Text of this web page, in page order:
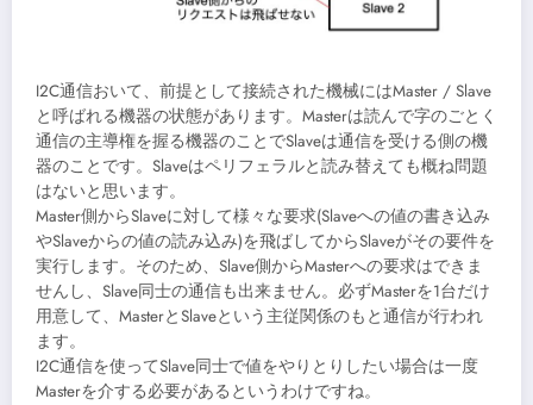
I2C通信おいて、前提として接続された機械にはMaster / Slave
と呼ばれる機器の状態があります。Masterは読んで字のごとく
通信の主導権を握る機器のことでSlaveは通信を受ける側の機
器のことです。Slaveはペリフェラルと読み替えても概ね問題
はないと思います。
Master側からSlaveに対して様々な要求(Slaveへの値の書き込み
やSlaveからの値の読み込み)を飛ばしてからSlaveがその要件を
実行します。そのため、Slave側からMasterへの要求はできま
せんし、Slave同士の通信も出来ません。必ずMasterを1台だけ
用意して、MasterとSlaveという主従関係のもと通信が行われ
ます。
I2C通信を使ってSlave同士で値をやりとりしたい場合は一度
Masterを介する必要があるというわけですね。